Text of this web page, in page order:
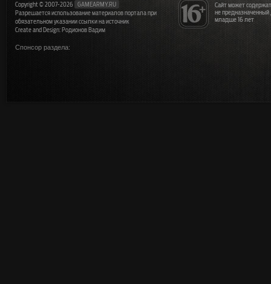
Сайт может
не
младше 16 лет
Copyright © 2007-2026
GAMEARMY.RU
Разрешается использование материалов портала при
обязательном указании ссылки на источник
Create and Design: Родионов Вадим
Спонсор раздела: